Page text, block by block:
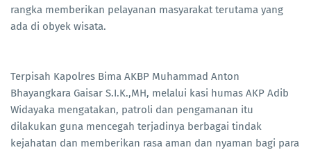
rangka memberikan pelayanan masyarakat terutama yang
ada di obyek wisata.
Terpisah Kapolres Bima AKBP Muhammad Anton
Bhayangkara Gaisar S.I.K.,MH, melalui kasi humas AKP Adib
Widayaka mengatakan, patroli dan pengamanan itu
dilakukan guna mencegah terjadinya berbagai tindak
kejahatan dan memberikan rasa aman dan nyaman bagi para